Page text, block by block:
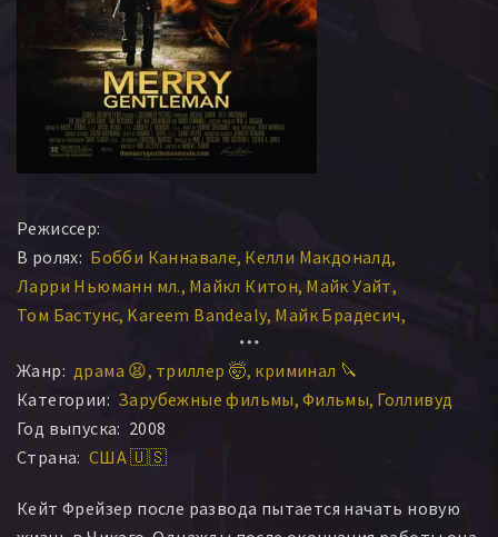
Режиссер:
В ролях: Бобби Каннавале Келли Макдоналд
Ларри Ньюманн мл. Майкл Китон Майк Уайт
Том Бастунс Kareem Bandealy Майк Брадесич
Марица Кабрера
Идрис Дегас Гай Ван Сверинген Джей Дисней
Джон Тернер Уильям Дик Дарлен Хант Тим Крюгер
Гари Гоу Майкл Уайт
Джулия Коуплэнд
Рэндолл Джонс Боб Колби Майк Фалевитс
Жанр: драма 😫 триллер 🤯 криминал 🔪
Категории: Зарубежные фильмы Фильмы Голливуд
Год выпуска: 2008
Страна: США 🇺🇸
Кейт Фрейзер после развода пытается начать новую